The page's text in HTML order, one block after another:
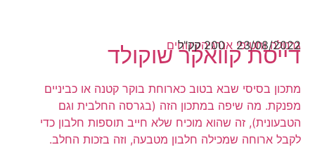
דייסת קוואקר שוקולד
מתכון בסיסי שבא בטוב כארוחת בוקר קטנה או כביניים
מפנקת. מה שיפה במתכון הזה (בגרסה החלבית וגם
הטבעונית), זה שהוא מוכיח שלא חייב תוספות חלבון כדי
לקבל ארוחה שמכילה חלבון מטבעה, וזה בזכות החלב.
גרנולה וחטיפי אנרגיהקינוחים 23/08/2022 200 קק"ל